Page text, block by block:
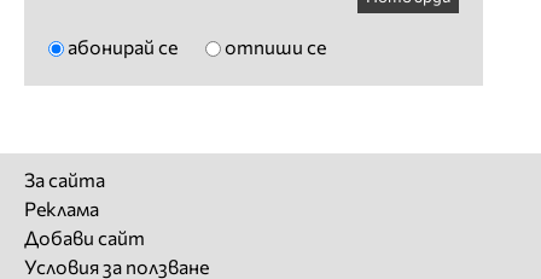
абонирай се отпиши се
За сайта
Реклама
Добави сайт
Условия за ползване